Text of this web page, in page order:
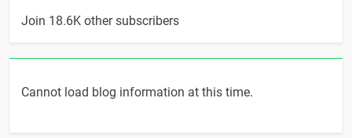
Join 18.6K other subscribers
Cannot load blog information at this time.